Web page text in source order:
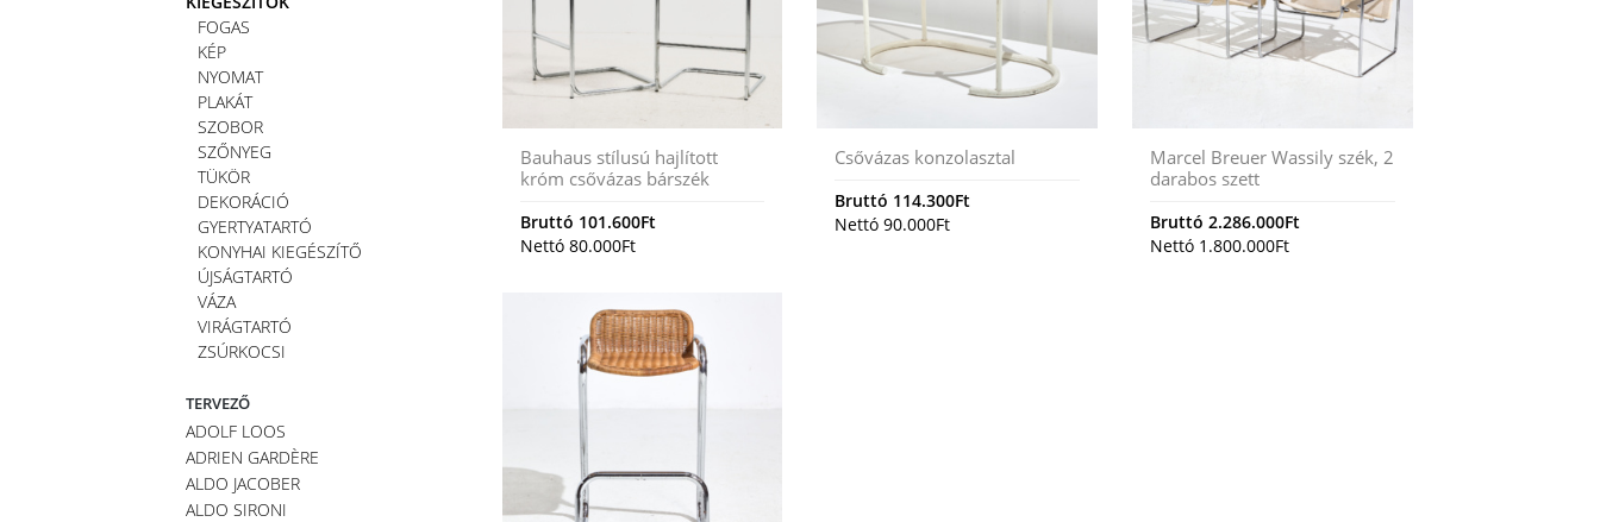
FOGAS
KÉP
NYOMAT
PLAKÁT
SZOBOR
SZŐNYEG
TÜKÖR
DEKORÁCIÓ
GYERTYATARTÓ
KONYHAI KIEGÉSZÍTŐ
ÚJSÁGTARTÓ
VÁZA
VIRÁGTARTÓ
ZSÚRKOCSI
TERVEZŐ
ADOLF LOOS
ADRIEN GARDÈRE
ALDO JACOBER
ALDO SIRONI
Bauhaus stílusú hajlított
króm csővázas bárszék
Bruttó 101.600Ft
Nettó 80.000Ft
Csővázas konzolasztal
Bruttó 114.300Ft
Nettó90.000Ft
Marcel Breuer Wassily szék, 2
darabos szett
Bruttó2.286.000Ft
Nettó 1.800.000Ft